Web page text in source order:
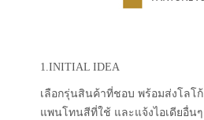
1.INITIAL IDEA
เลือกรุ่นสินค้าที่ชอบ พร้อมส่งโลโก้
แพนโทนสีที่ใช้ และแจ้งไอเดียอื่นๆ